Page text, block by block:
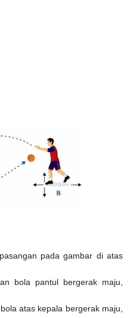
pada gambar di atas
bola pantul bergerak maju,
atas kepala bergerak maju,